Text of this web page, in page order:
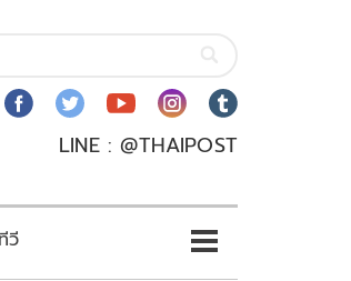
LINE : @THAIPOST
วี